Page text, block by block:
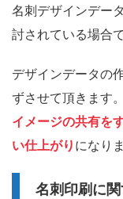
名刺デザインデー
討されている場合
デザインデータの
ずさせて頂きます。
イメージの共有を
い仕上がり になり
名刺印刷に